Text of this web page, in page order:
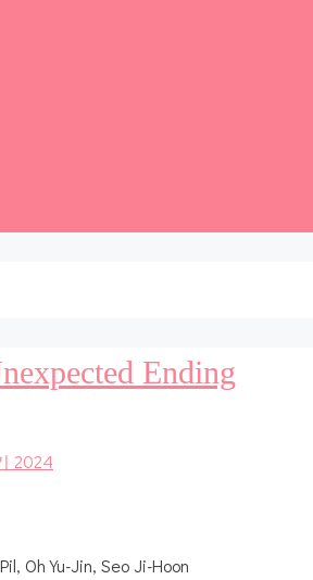
Ending
Oh Yu-Jin, Seo Ji-Hoon